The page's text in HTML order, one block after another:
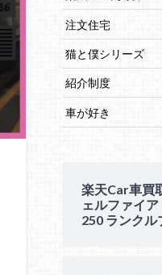
注文住宅
猫と僕シリーズ
紹介制度
車が好き
楽天Car車買
ェルファイ
250 ランクル